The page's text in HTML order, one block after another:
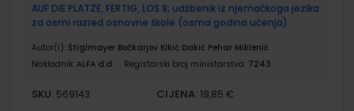
AUF DIE PLATZE, FERTIG, LOS 8; udžbenik iz njemačkoga jezika
za osmi razred osnovne škole (osma godina učenja)
Autor(i): Štiglmayer Bočkarjov Kikić Dakić Pehar Miklenić
Nakladnik: ALFA d.d. Registarski broj ministarstva: 7243
SKU: 569143 CIJENA: 19,85 €